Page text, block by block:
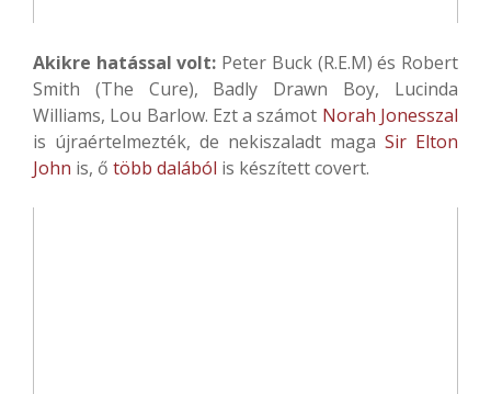
Akikre hatással volt: Peter Buck (R.E.M) és Robert
Smith (The Cure), Badly Drawn Boy, Lucinda
Williams, Lou Barlow. Ezt a számot Norah Jonesszal
is újraértelmezték, de nekiszaladt maga Sir Elton
John is, ő több dalából is készített covert.